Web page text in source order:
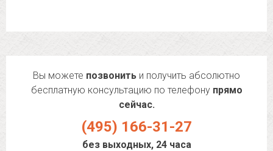
Вы можете позвонить и получить абсолютно
бесплатную консультацию по телефону прямо
сейчас.
(495) 166-31-27
без выходных, 24 часа